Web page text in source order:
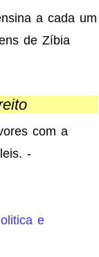
a cada um
de Zíbia
com a
-
e